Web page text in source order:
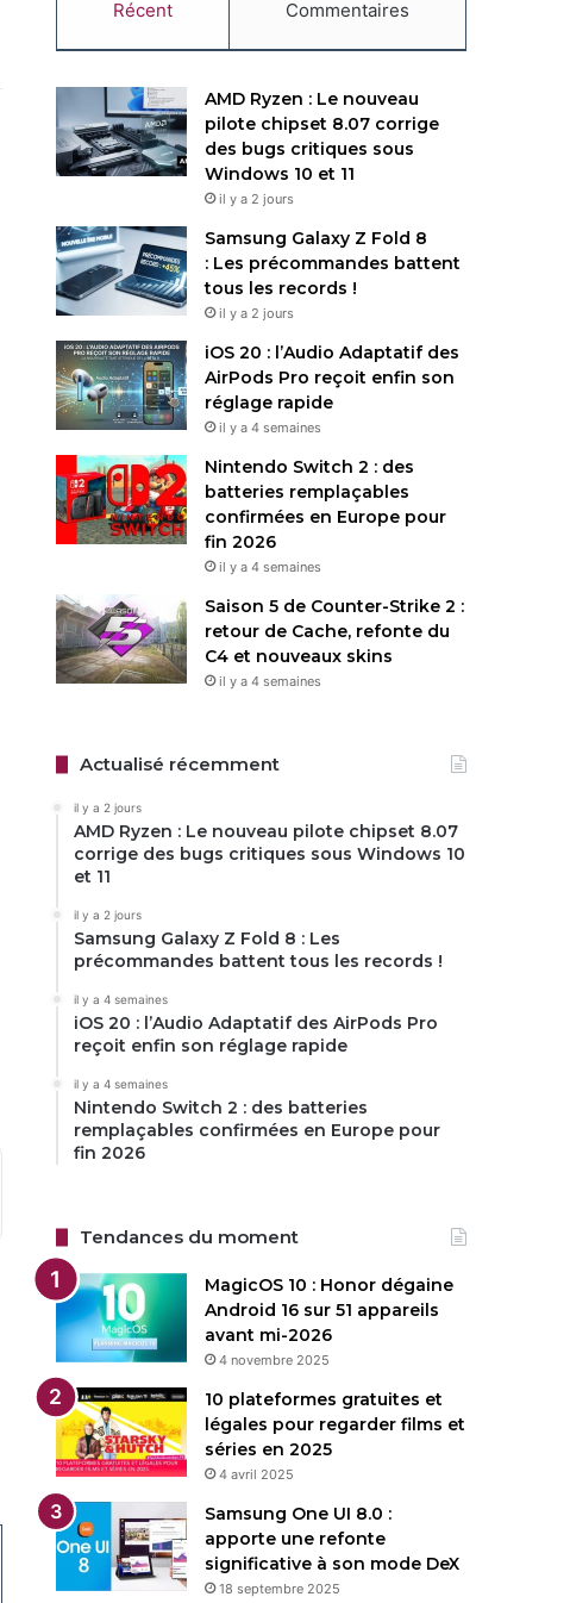
Récent Commentaires
AMD Ryzen : Le nouveau
pilote chipset 8.07 corrige
des bugs critiques sous
Windows 10 et 11
il y a 2 jours
Samsung Galaxy Z Fold 8
: Les précommandes battent
tous les records !
il y a 2 jours
iOS 20 : l’Audio Adaptatif des
AirPods Pro reçoit enfin son
réglage rapide
il y a 4 semaines
Nintendo Switch 2 : des
batteries remplaçables
confirmées en Europe pour
fin 2026
il y a 4 semaines
Saison 5 de Counter-Strike 2 :
retour de Cache, refonte du
C4 et nouveaux skins
il y a 4 semaines
Actualisé récemment
il y a 2 jours
AMD Ryzen : Le nouveau pilote chipset 8.07
corrige des bugs critiques sous Windows 10
et 11
il y a 2 jours
Samsung Galaxy Z Fold 8 : Les
précommandes battent tous les records !
il y a 4 semaines
iOS 20 : l’Audio Adaptatif des AirPods Pro
reçoit enfin son réglage rapide
il y a 4 semaines
Nintendo Switch 2 : des batteries
remplaçables confirmées en Europe pour
fin 2026
Tendances du moment
MagicOS 10 : Honor dégaine
Android 16 sur 51 appareils
avant mi-2026
4 novembre 2025
10 plateformes gratuites et
légales pour regarder films et
séries en 2025
4 avril 2025
Samsung One UI 8.0 :
apporte une refonte
significative à son mode DeX
18 septembre 2025